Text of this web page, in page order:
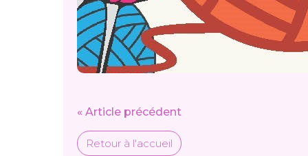
« Article précédent
Retour à l'accueil